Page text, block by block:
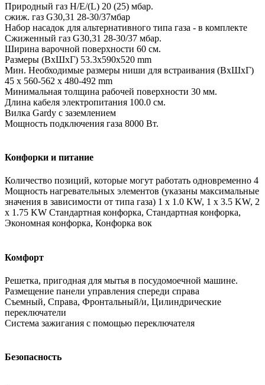
Природный газ H/E/(L) 20 (25) мбар.
сжиж. газ G30,31 28-30/37мбар
Набор насадок для альтернативного типа газа - в комплекте
Сжиженный газ G30,31 28-30/37 мбар.
Ширина варочной поверхности 60 см.
Размеры (ВхШхГ) 53.3x590x520 mm
Мин. Необходимые размеры ниши для встраивания (ВхШхГ)
45 x 560-562 x 480-492 mm
Минимальная толщина рабочей поверхности 30 мм.
Длина кабеля электропитания 100.0 см.
Вилка Gardy с заземлением
Мощность подключения газа 8000 Вт.
Конфорки и питание
Количество позиций, которые могут работать одновременно 4
Мощность нагревательных элементов (указаны максимальные
значения в зависимости от типа газа) 1 x 1.0 KW, 1 x 3.5 KW, 2
x 1.75 KW Стандартная конфорка, Стандартная конфорка,
Экономная конфорка, Конфорка вок
Комфорт
Решетка, пригодная для мытья в посудомоечной машине.
Размещение панели управления спереди справа
Съемный, Справа, Фронтальный/и, Цилиндрические
переключатели
Система зажигания с помощью переключателя
Безопасность